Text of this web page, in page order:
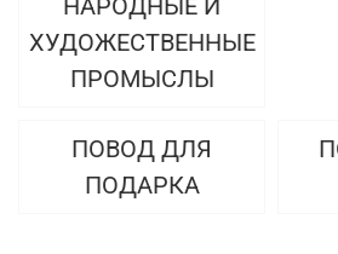
ХУДОЖЕСТВЕННЫЕ
ПРОМЫСЛЫ
ПОВОД ДЛЯ
ПОДАРКА